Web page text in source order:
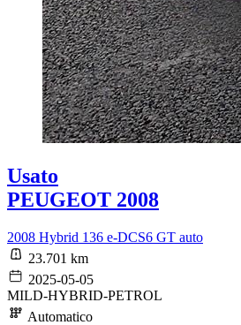
Usato
PEUGEOT 2008
2008 Hybrid 136 e-DCS6 GT auto
23.701 km
2025-05-05
MILD-HYBRID-PETROL
Automatico